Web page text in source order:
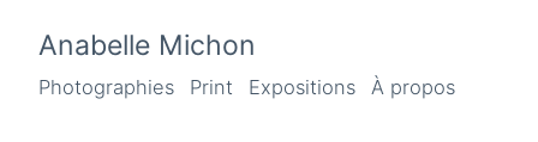
Anabelle Michon
Photographies Print Expositions À propos